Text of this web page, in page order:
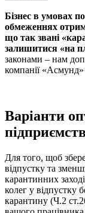
Бізнес в умовах
обмеженнях
що так звані
залишитися «на
законами – нам
компанії
Варіанти
Для того, щоб
відпустку та
карантинних
колег у відпустку
карантину (Ч.2